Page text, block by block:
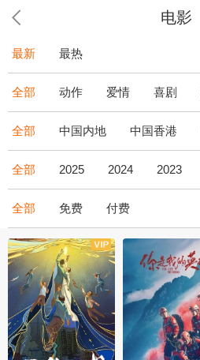
电影
最新 最热
全部 动作 爱情 喜剧
全部 中国内地 中国香港
全部 2025 2024 2023
全部 免费 付费